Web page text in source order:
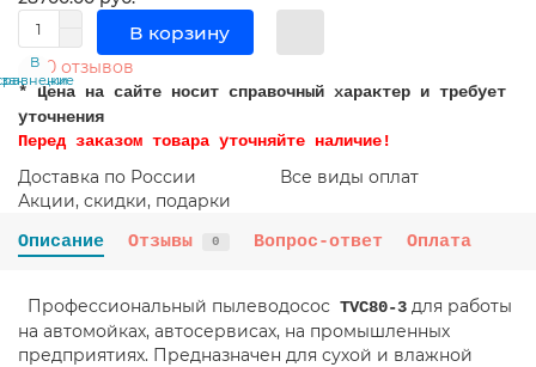
В корзину
В
закладки
В 0 отзывов
* Цена на сайте носит справочный характер и требует
уточнения
Перед заказом товара уточняйте наличие!
Доставка по России
Все виды оплат
Акции, скидки, подарки
Описание
Отзывы 0 Вопрос-ответ Оплата
Профессиональный пылеводосос TVC80-3 для работы
на автомойках, автосервисах, на промышленных
предприятиях. Предназначен для сухой и влажной